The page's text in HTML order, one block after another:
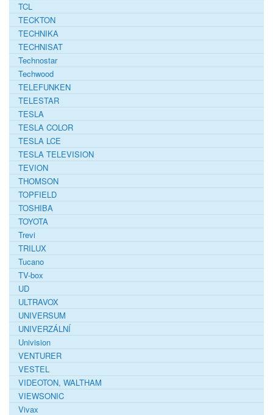
TCL
TECKTON
TECHNIKA
TECHNISAT
Technostar
Techwood
TELEFUNKEN
TELESTAR
TESLA
TESLA COLOR
TESLA LCE
TESLA TELEVISION
TEVION
THOMSON
TOPFIELD
TOSHIBA
TOYOTA
Trevi
TRILUX
Tucano
TV-box
UD
ULTRAVOX
UNIVERSUM
UNIVERZÁLNÍ
Univision
VENTURER
VESTEL
VIDEOTON, WALTHAM
VIEWSONIC
Vivax